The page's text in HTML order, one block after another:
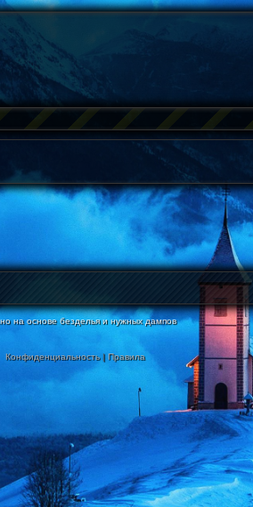
на основе безделья и нужных дампов
Конфиденциальность| Правила